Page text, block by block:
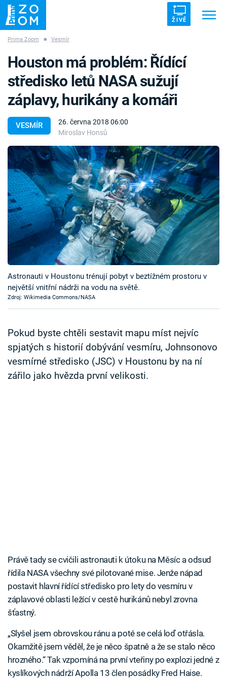
ŽIVĚ
ZÁHADY VETŘELCI DÁVNOVĚKU
Témata
Témata
Pořady
TV Program
Časopis
Sledujte prima+
Přihlášení
Sledujte nás
Prima Zoom ■ Vesmír
VESMÍR
26. června 2018 06:00
Miroslav Honsů
Houston má problém: Řídící
středisko letů NASA sužují
záplavy, hurikány a komáři
Astronauti v Houstonu trénují pobyt v beztížném prostoru v
největší vnitřní nádrži na vodu na světě.
Zdroj: Wikimedia Commons/NASA
Pokud byste chtěli sestavit mapu míst nejvíc
spjatých s historií dobývání vesmíru, Johnsonovo
vesmírné středisko (JSC) v Houstonu by na ní
zářilo jako hvězda první velikosti.
Právě tady se cvičili astronauti k útoku na Měsíc a odsud
řídila NASA všechny své pilotované mise. Jenže nápad
postavit hlavní řídící středisko pro lety do vesmíru v
záplavové oblasti ležící v cestě hurikánů nebyl zrovna
šťastný.
„Slyšel jsem obrovskou ránu a poté se celá loď otřásla.
Okamžitě jsem věděl, že je něco špatně a že se stalo něco
hrozného.“ Tak vzpomíná na první vteřiny po explozi jedné z
kyslíkových nádrží Apolla 13 člen posádky Fred Haise.